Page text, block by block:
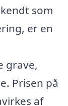
som
er en
grave,
Prisen på
af